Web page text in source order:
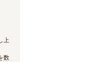
上
数